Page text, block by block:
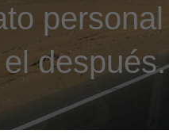
después.